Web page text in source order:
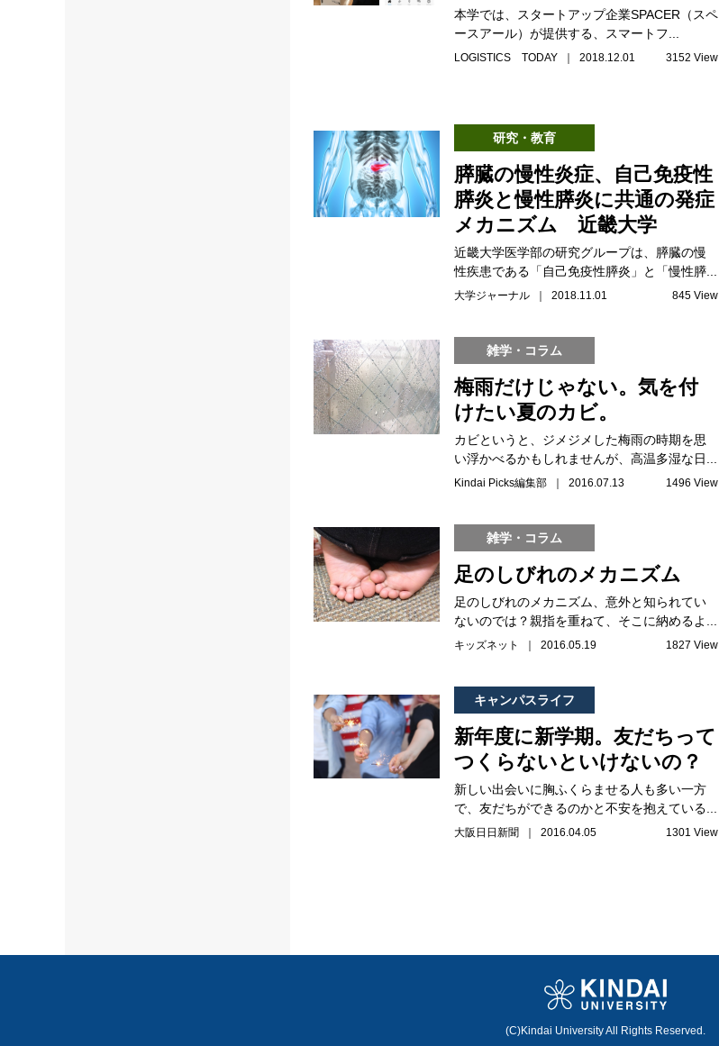
本学では、スタートアップ企業SPACER（スペ
ースアール）が提供する、スマートフ...
LOGISTICS TODAY ｜ 2018.12.01 3152 View
研究・教育
膵臓の慢性炎症、自己免疫性
膵炎と慢性膵炎に共通の発症
メカニズム 近畿大学
近畿大学医学部の研究グループは、膵臓の慢
性疾患である「自己免疫性膵炎」と「慢性膵...
大学ジャーナル ｜ 2018.11.01 845 View
雑学・コラム
梅雨だけじゃない。気を付
けたい夏のカビ。
カビというと、ジメジメした梅雨の時期を思
い浮かべるかもしれませんが、高温多湿な日...
Kindai Picks編集部 ｜ 2016.07.13 1496 View
雑学・コラム
足のしびれのメカニズム
足のしびれのメカニズム、意外と知られてい
ないのでは？親指を重ねて、そこに納めるよ...
キッズネット ｜ 2016.05.19 1827 View
キャンパスライフ
新年度に新学期。友だちって
つくらないといけないの？
新しい出会いに胸ふくらませる人も多い一方
で、友だちができるのかと不安を抱えている...
大阪日日新聞 ｜ 2016.04.05 1301 View
(C)Kindai University All Rights Reserved.